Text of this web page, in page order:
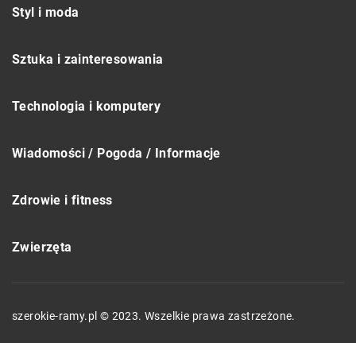
Styl i moda
Sztuka i zainteresowania
Technologia i komputery
Wiadomości / Pogoda / Informacje
Zdrowie i fitness
Zwierzęta
szerokie-ramy.pl © 2023. Wszelkie prawa zastrzeżone.